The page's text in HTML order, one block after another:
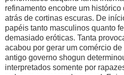
refinamento encobre um
atrás de cortinas escuras. De
papéis tanto masculinos quanto
demasiado eróticas. Tanta
acabou por gerar um comércio
antigo governo shogun
interpretados somente por